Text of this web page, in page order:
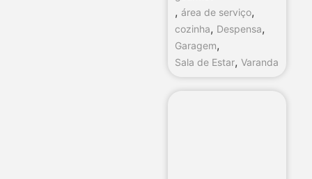
, área de serviço,
cozinha, Despensa,
Garagem,
Sala de Estar, Varanda